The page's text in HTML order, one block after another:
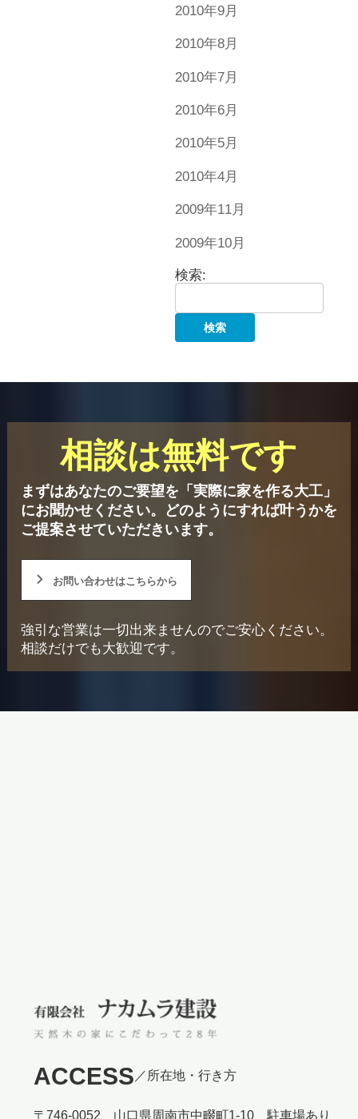
2010年9月
2010年8月
2010年7月
2010年6月
2010年5月
2010年4月
2009年11月
2009年10月
検索:
相談は無料です
まずはあなたのご要望を「実際に家を作る大工」
にお聞かせください。
どのようにすれば叶うかを
ご提案させていただきいます。
お問い合わせはこちらから
強引な営業は一切出来ませんのでご安心ください。
相談だけでも大歓迎です。
ACCESS ／所在地・行き方
〒746-0052 山口県周南市中畷町1-10 駐車場あり